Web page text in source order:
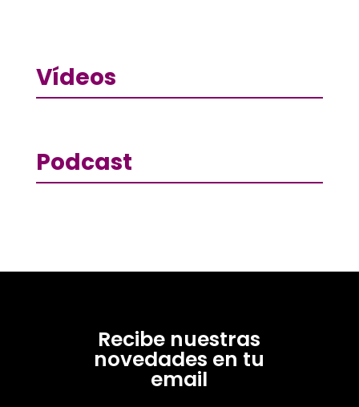
Vídeos
Podcast
Recibe nuestras
novedades en tu
email